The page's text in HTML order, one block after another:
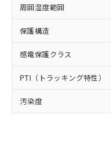
周囲湿度範囲
保護構造
感電保護クラス
PTI（トラッキング特性）
汚染度
在庫状
事前の
示しな
マイパー
ビス）
メンバー
お客様
部品在庫の切り
月が前後するこ
※3 非含有証
準値以下であ
「10」：通常
質が外部に漏え
及ぼさない年
「－」：未確
当社は
場合は
該第三者
販売先お
法に輸
り引きを
機
空
受
情